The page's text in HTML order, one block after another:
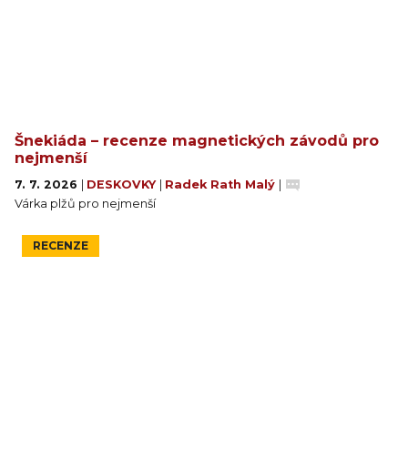
Šnekiáda – recenze magnetických závodů pro
nejmenší
7. 7. 2026 | DESKOVKY | Radek Rath Malý |
Várka plžů pro nejmenší
RECENZE